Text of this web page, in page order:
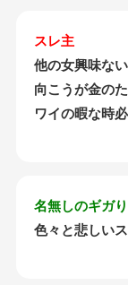
スレ主
他の女興味な
向こうが金の
ワイの暇な時
名無しのギガ
色々と悲しい